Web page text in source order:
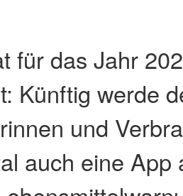
für das Jahr
Künftig werde
und
auch eine App